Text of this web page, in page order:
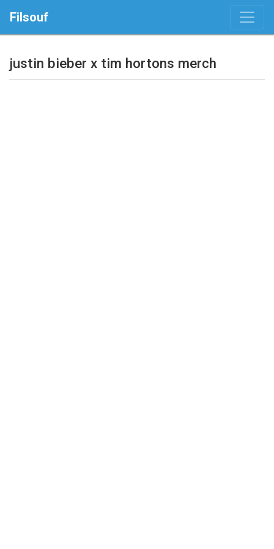
Filsouf
justin bieber x tim hortons merch